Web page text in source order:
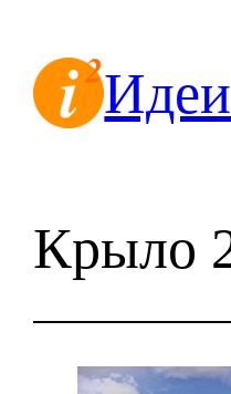
содержимому
Крыло